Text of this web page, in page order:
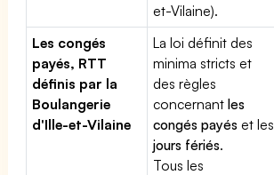
et-Vilaine).
Les congés
payés, RTT
définis par la
Boulangerie
d'Ille-et-Vilaine
La loi définit des
minima stricts et
des règles
concernantles
congés payés et les
jours fériés.
Tous les